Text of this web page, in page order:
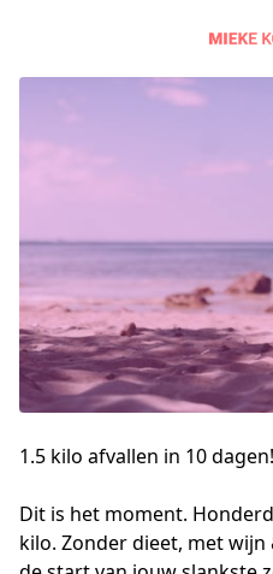
1.5 kilo afvallen in 10 dagen!
Dit is het moment.
kilo. Zonder dieet, met wijn